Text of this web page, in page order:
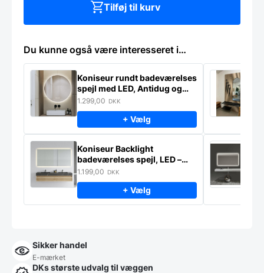
Tilføj til kurv
Du kunne også være interesseret i…
Koniseur rundt badeværelses
spejl med LED, Antidug og
Touchsensor
1.299,00 DKK
+ Vælg
Koniseur Backlight
badeværelses spejl, LED –
lampeudtag – Antidug
1.199,00 DKK
+ Vælg
Sikker handel
E-mærket
DKs største udvalg til væggen